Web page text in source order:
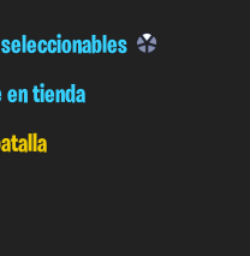
en tienda